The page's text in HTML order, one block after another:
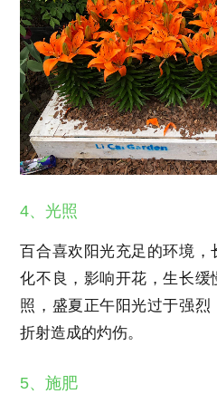
4、光照
百合喜欢阳光充足的环境
化不良，影响开花，生长
照，盛夏正午阳光过于强
折射造成的灼伤。
5、施肥